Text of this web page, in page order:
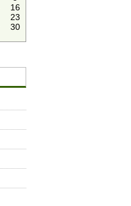
16
23
30